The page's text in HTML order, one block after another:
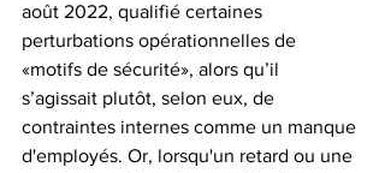
août 2022, qualifié certaines
perturbations opérationnelles de
«motifs de sécurité», alors qu’il
s’agissait plutôt, selon eux, de
contraintes internes comme un manque
d'employés. Or, lorsqu'un retard ou une